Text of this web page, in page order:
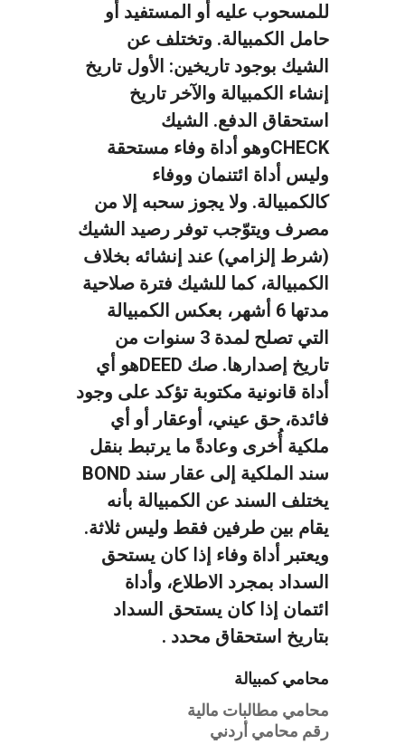
للمسحوب عليه أو المستفيد أو
حامل الكمبيالة. وتختلف عن
الشيك بوجود تاريخين: الأول تاريخ
إنشاء الكمبيالة والآخر تاريخ
استحقاق الدفع. الشيك
CHECKوهو أداة وفاء مستحقة
وليس أداة ائتنمان ووفاء
كالكمبيالة. ولا يجوز سحبه إلا من
مصرف ويتوّجب توفر رصيد الشيك
(شرط إلزامي) عند إنشائه بخلاف
الكمبيالة، كما للشيك فترة صلاحية
مدتها 6 أشهر، بعكس الكمبيالة
التي تصلح لمدة 3 سنوات من
تاريخ إصدارها.
صك DEEDهو أي
أداة قانونية مكتوبة تؤكد على وجود
فائدة، حق عيني، أوعقار أو أي
ملكية أُخرى وعادةً ما يرتبط بنقل
سند الملكية إلى عقار
سند BOND
يختلف السند عن الكمبيالة بأنه
يقام بين طرفين فقط وليس ثلاثة.
ويعتبر أداة وفاء إذا كان يستحق
السداد بمجرد الاطلاع، وأداة
ائتمان إذا كان يستحق السداد
بتاريخ استحقاق محدد .
محامي كمبيالة
محامي مطالبات مالية
رقم محامي أردني